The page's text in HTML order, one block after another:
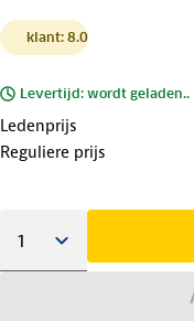
klant: 8.0
Levertijd: wordt geladen..
Ledenprijs
Reguliere prijs